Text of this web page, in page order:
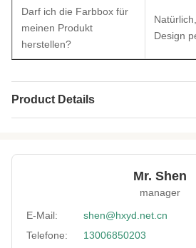
Darf ich die Farbbox für
meinen Produkt
herstellen?
Design
Product Details
Material: SBR+Gewebe
Hardness: 10 bis 13°
Feature: Elastisch,
Mr. Shen
manager
E-Mail:
shen@hxyd.net.cn
Telefone:
13006850203